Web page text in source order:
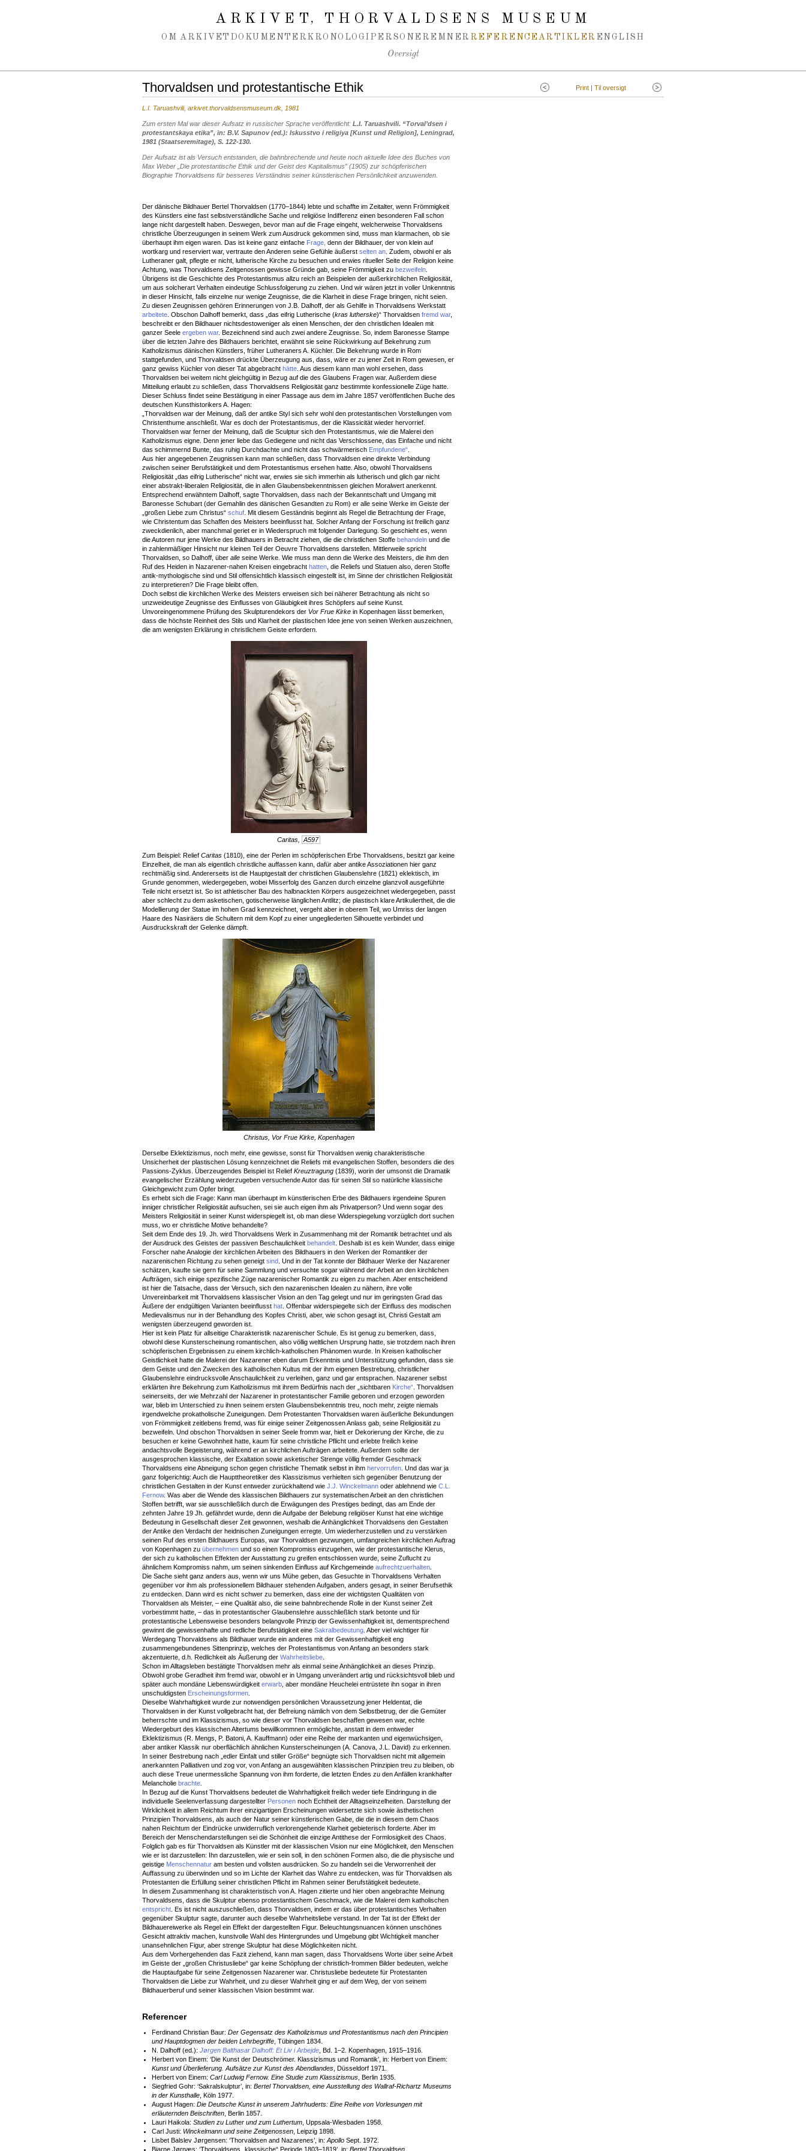
ARKIVET, THORVALDSENS MUSEUM
OM ARKIVET DOKUMENTER KRONOLOGI PERSONER EMNER REFERENCEARTIKLER ENGLISH
Oversigt
Print | Til oversigt
Thorvaldsen und protestantische Ethik
L.I. Taruashvili, arkivet.thorvaldsensmuseum.dk, 1981
Zum ersten Mal war dieser Aufsatz in russischer Sprache veröffentlicht: L.I. Taruashvili. “Torvalʼdsen i
protestantskaya etika”, in: B.V. Sapunov (ed.): Iskusstvo i religiya [Kunst und Religion], Leningrad,
1981 (Staatseremitage), S. 122-130.
Der Aufsatz ist als Versuch entstanden, die bahnbrechende und heute noch aktuelle Idee des Buches von
Max Weber „Die protestantische Ethik und der Geist des Kapitalismus” (1905) zur schöpferischen
Biographie Thorvaldsens für besseres Verständnis seiner künstlerischen Persönlichkeit anzuwenden.
Der dänische Bildhauer Bertel Thorvaldsen (1770–1844) lebte und schaffte im Zeitalter, wenn Frömmigkeit
des Künstlers eine fast selbstverständliche Sache und religiöse Indifferenz einen besonderen Fall schon
lange nicht dargestellt haben. Deswegen, bevor man auf die Frage eingeht, welcherweise Thorvaldsens
christliche Überzeugungen in seinem Werk zum Ausdruck gekommen sind, muss man klarmachen, ob sie
überhaupt ihm eigen waren. Das ist keine ganz einfache Frage, denn der Bildhauer, der von klein auf
wortkarg und reserviert war, vertraute den Anderen seine Gefühle äußerst selten an . Zudem, obwohl er als
Lutheraner galt, pflegte er nicht, lutherische Kirche zu besuchen und erwies ritueller Seite der Religion keine
Achtung, was Thorvaldsens Zeitgenossen gewisse Gründe gab, seine Frömmigkeit zu bezweifeln
Übrigens ist die Geschichte des Protestantismus allzu reich an Beispielen der außerkirchlichen Religiosität,
um aus solcherart Verhalten eindeutige Schlussfolgerung zu ziehen. Und wir wären jetzt in voller Unkenntnis
in dieser Hinsicht, falls einzelne nur wenige Zeugnisse, die die Klarheit in diese Frage bringen, nicht seien.
Zu diesen Zeugnissen gehören Erinnerungen von J.B. Dalhoff, der als Gehilfe in Thorvaldsens Werkstatt
arbeitete . Obschon Dalhoff bemerkt, dass „das eifrig Lutherische (kras lutherske)“ Thorvaldsen fremd war,
beschreibt er den Bildhauer nichtsdestoweniger als einen Menschen, der den christlichen Idealen mit
ganzer Seele ergeben war. Bezeichnend sind auch zwei andere Zeugnisse. So, indem Baronesse Stampe
über die letzten Jahre des Bildhauers berichtet, erwähnt sie seine Rückwirkung auf Bekehrung zum
Katholizismus dänischen Künstlers, früher Lutheraners A. Küchler. Die Bekehrung wurde in Rom
stattgefunden, und Thorvaldsen drückte Überzeugung aus, dass, wäre er zu jener Zeit in Rom gewesen, er
ganz gewiss Küchler von dieser Tat abgebracht hätte . Aus diesem kann man wohl ersehen, dass
Thorvaldsen bei weitem nicht gleichgültig in Bezug auf die des Glaubens Fragen war. Außerdem diese
Mitteilung erlaubt zu schließen, dass Thorvaldsens Religiosität ganz bestimmte konfessionelle Züge hatte.
Dieser Schluss findet seine Bestätigung in einer Passage aus dem im Jahre 1857 veröffentlichen Buche des
deutschen Kunsthistorikers A. Hagen:
„Thorvaldsen war der Meinung, daß der antike Styl sich sehr wohl den protestantischen Vorstellungen vom
Christenthume anschließt. War es doch der Protestantismus, der die Klassicität wieder hervorrief.
Thorvaldsen war ferner der Meinung, daß die Sculptur sich den Protestantismus, wie die Malerei den
Katholizismus eigne. Denn jener liebe das Gediegene und nicht das Verschlossene, das Einfache und nicht
das schimmernd Bunte, das ruhig Durchdachte und nicht das schwärmerisch Empfundene“
Aus hier angegebenen Zeugnissen kann man schließen, dass Thorvaldsen eine direkte Verbindung
zwischen seiner Berufstätigkeit und dem Protestantismus ersehen hatte. Also, obwohl Thorvaldsens
Religiosität „das eifrig Lutherische“ nicht war, erwies sie sich immerhin als lutherisch und glich gar nicht
einer abstrakt-liberalen Religiosität, die in allen Glaubensbekenntnissen gleichen Moralwert anerkennt.
Entsprechend erwähntem Dalhoff, sagte Thorvaldsen, dass nach der Bekanntschaft und Umgang mit
Baronesse Schubart (der Gemahlin des dänischen Gesandten zu Rom) er alle seine Werke im Geiste der
„großen Liebe zum Christus“ schuf . Mit diesem Geständnis beginnt als Regel die Betrachtung der Frage,
wie Christentum das Schaffen des Meisters beeinflusst hat. Solcher Anfang der Forschung ist freilich ganz
zweckdienlich, aber manchmal geriet er in Wiederspruch mit folgender Darlegung. So geschieht es, wenn
die Autoren nur jene Werke des Bildhauers in Betracht ziehen, die die christlichen Stoffe behandeln und die
in zahlenmäßiger Hinsicht nur kleinen Teil der Oeuvre Thorvaldsens darstellen. Mittlerweile spricht
Thorvaldsen, so Dalhoff, über alle seine Werke. Wie muss man denn die Werke des Meisters, die ihm den
Ruf des Heiden in Nazarener-nahen Kreisen eingebracht hatten , die Reliefs und Statuen also, deren Stoffe
antik-mythologische sind und Stil offensichtlich klassisch eingestellt ist, im Sinne der christlichen Religiosität
zu interpretieren? Die Frage bleibt offen.
Doch selbst die kirchlichen Werke des Meisters erweisen sich bei näherer Betrachtung als nicht so
unzweideutige Zeugnisse des Einflusses von Gläubigkeit ihres Schöpfers auf seine Kunst.
Unvoreingenommene Prüfung des Skulpturendekors der Vor Frue Kirke in Kopenhagen lässt bemerken,
dass die höchste Reinheit des Stils und Klarheit der plastischen Idee jene von seinen Werken auszeichnen,
die am wenigsten Erklärung in christlichem Geiste erfordern.
Caritas, A597
Zum Beispiel: Relief Caritas (1810), eine der Perlen im schöpferischen Erbe Thorvaldsens, besitzt gar keine
Einzelheit, die man als eigentlich christliche auffassen kann, dafür aber antike Assoziationen hier ganz
rechtmäßig sind. Andererseits ist die Hauptgestalt der christlichen Glaubenslehre (1821) eklektisch, im
Grunde genommen, wiedergegeben, wobei Misserfolg des Ganzen durch einzelne glanzvoll ausgeführte
Teile nicht ersetzt ist. So ist athletischer Bau des halbnackten Körpers ausgezeichnet wiedergegeben, passt
aber schlecht zu dem asketischen, gotischerweise länglichen Antlitz; die plastisch klare Artikuliertheit, die die
Modellierung der Statue im hohen Grad kennzeichnet, vergeht aber in oberem Teil, wo Umriss der langen
Haare des Nasiräers die Schultern mit dem Kopf zu einer ungegliederten Silhouette verbindet und
Ausdruckskraft der Gelenke dämpft.
Christus, Vor Frue Kirke, Kopenhagen
Derselbe Eklektizismus, noch mehr, eine gewisse, sonst für Thorvaldsen wenig charakteristische
Unsicherheit der plastischen Lösung kennzeichnet die Reliefs mit evangelischen Stoffen, besonders die des
Passions-Zyklus. Überzeugendes Beispiel ist Relief Kreuztragung (1839), worin der umsonst die Dramatik
evangelischer Erzählung wiederzugeben versuchende Autor das für seinen Stil so natürliche klassische
Gleichgewicht zum Opfer bringt.
Es erhebt sich die Frage: Kann man überhaupt im künstlerischen Erbe des Bildhauers irgendeine Spuren
inniger christlicher Religiosität aufsuchen, sei sie auch eigen ihm als Privatperson? Und wenn sogar des
Meisters Religiosität in seiner Kunst widerspiegelt ist, ob man diese Widerspiegelung vorzüglich dort suchen
muss, wo er christliche Motive behandelte?
Seit dem Ende des 19. Jh. wird Thorvaldsens Werk in Zusammenhang mit der Romantik betrachtet und als
der Ausdruck des Geistes der passiven Beschaulichkeit behandelt . Deshalb ist es kein Wunder, dass einige
Forscher nahe Analogie der kirchlichen Arbeiten des Bildhauers in den Werken der Romantiker der
nazarenischen Richtung zu sehen geneigt sind . Und in der Tat konnte der Bildhauer Werke der Nazarener
schätzen, kaufte sie gern für seine Sammlung und versuchte sogar während der Arbeit an den kirchlichen
Aufträgen, sich einige spezifische Züge nazarenischer Romantik zu eigen zu machen. Aber entscheidend
ist hier die Tatsache, dass der Versuch, sich den nazarenischen Idealen zu nähern, ihre volle
Unvereinbarkeit mit Thorvaldsens klassischer Vision an den Tag gelegt und nur im geringsten Grad das
Äußere der endgültigen Varianten beeinflusst hat . Offenbar widerspiegelte sich der Einfluss des modischen
Medievalismus nur in der Behandlung des Kopfes Christi, aber, wie schon gesagt ist, Christi Gestalt am
wenigsten überzeugend geworden ist.
Hier ist kein Platz für allseitige Charakteristik nazarenischer Schule. Es ist genug zu bemerken, dass,
obwohl diese Kunsterscheinung romantischen, also völlig weltlichen Ursprung hatte, sie trotzdem nach ihren
schöpferischen Ergebnissen zu einem kirchlich-katholischen Phänomen wurde. In Kreisen katholischer
Geistlichkeit hatte die Malerei der Nazarener eben darum Erkenntnis und Unterstützung gefunden, dass sie
dem Geiste und den Zwecken des katholischen Kultus mit der ihm eigenen Bestrebung, christlicher
Glaubenslehre eindrucksvolle Anschaulichkeit zu verleihen, ganz und gar entsprachen. Nazarener selbst
erklärten ihre Bekehrung zum Katholizismus mit ihrem Bedürfnis nach der „sichtbaren Kirche“ . Thorvaldsen
seinerseits, der wie Mehrzahl der Nazarener in protestantischer Familie geboren und erzogen geworden
war, blieb im Unterschied zu ihnen seinem ersten Glaubensbekenntnis treu, noch mehr, zeigte niemals
irgendwelche prokatholische Zuneigungen. Dem Protestanten Thorvaldsen waren äußerliche Bekundungen
von Frömmigkeit zeitlebens fremd, was für einige seiner Zeitgenossen Anlass gab, seine Religiosität zu
bezweifeln. Und obschon Thorvaldsen in seiner Seele fromm war, hielt er Dekorierung der Kirche, die zu
besuchen er keine Gewohnheit hatte, kaum für seine christliche Pflicht und erlebte freilich keine
andachtsvolle Begeisterung, während er an kirchlichen Aufträgen arbeitete. Außerdem sollte der
ausgesprochen klassische, der Exaltation sowie asketischer Strenge völlig fremder Geschmack
Thorvaldsens eine Abneigung schon gegen christliche Thematik selbst in ihm hervorrufen . Und das war ja
ganz folgerichtig: Auch die Haupttheoretiker des Klassizismus verhielten sich gegenüber Benutzung der
christlichen Gestalten in der Kunst entweder zurückhaltend wie J.J. Winckelmann oder ablehnend wie C.L.
Fernow. Was aber die Wende des klassischen Bildhauers zur systematischen Arbeit an den christlichen
Stoffen betrifft, war sie ausschließlich durch die Erwägungen des Prestiges bedingt, das am Ende der
zehnten Jahre 19 Jh. gefährdet wurde, denn die Aufgabe der Belebung religiöser Kunst hat eine wichtige
Bedeutung in Gesellschaft dieser Zeit gewonnen, weshalb die Anhänglichkeit Thorvaldsens den Gestalten
der Antike den Verdacht der heidnischen Zuneigungen erregte. Um wiederherzustellen und zu verstärken
seinen Ruf des ersten Bildhauers Europas, war Thorvaldsen gezwungen, umfangreichen kirchlichen Auftrag
von Kopenhagen zu übernehmen und so einen Kompromiss einzugehen, wie der protestantische Klerus,
der sich zu katholischen Effekten der Ausstattung zu greifen entschlossen wurde, seine Zuflucht zu
ähnlichem Kompromiss nahm, um seinen sinkenden Einfluss auf Kirchgemeinde aufrechtzuerhalten
Die Sache sieht ganz anders aus, wenn wir uns Mühe geben, das Gesuchte in Thorvaldsens Verhalten
gegenüber vor ihm als professionellem Bildhauer stehenden Aufgaben, anders gesagt, in seiner Berufsethik
zu entdecken. Dann wird es nicht schwer zu bemerken, dass eine der wichtigsten Qualitäten von
Thorvaldsen als Meister, – eine Qualität also, die seine bahnbrechende Rolle in der Kunst seiner Zeit
vorbestimmt hatte, – das in protestantischer Glaubenslehre ausschließlich stark betonte und für
protestantische Lebensweise besonders belangvolle Prinzip der Gewissenhaftigkeit ist, dementsprechend
gewinnt die gewissenhafte und redliche Berufstätigkeit eine Sakralbedeutung . Aber viel wichtiger für
Werdegang Thorvaldsens als Bildhauer wurde ein anderes mit der Gewissenhaftigkeit eng
zusammengebundenes Sittenprinzip, welches der Protestantismus von Anfang an besonders stark
akzentuierte, d.h. Redlichkeit als Äußerung der Wahrheitsliebe
Schon im Alltagsleben bestätigte Thorvaldsen mehr als einmal seine Anhänglichkeit an dieses Prinzip.
Obwohl grobe Geradheit ihm fremd war, obwohl er in Umgang unverändert artig und rücksichtsvoll blieb und
später auch mondäne Liebenswürdigkeit erwarb , aber mondäne Heuchelei entrüstete ihn sogar in ihren
unschuldigsten Erscheinungsformen
Dieselbe Wahrhaftigkeit wurde zur notwendigen persönlichen Voraussetzung jener Heldentat, die
Thorvaldsen in der Kunst vollgebracht hat, der Befreiung nämlich von dem Selbstbetrug, der die Gemüter
beherrschte und im Klassizismus, so wie dieser vor Thorvaldsen beschaffen gewesen war, echte
Wiedergeburt des klassischen Altertums bewillkommnen ermöglichte, anstatt in dem entweder
Eklektizismus (R. Mengs, P. Batoni, A. Kauffmann) oder eine Reihe der markanten und eigenwüchsigen,
aber antiker Klassik nur oberflächlich ähnlichen Kunsterscheinungen (A. Canova, J.L. David) zu erkennen.
In seiner Bestrebung nach „edler Einfalt und stiller Größe“ begnügte sich Thorvaldsen nicht mit allgemein
anerkannten Palliativen und zog vor, von Anfang an ausgewählten klassischen Prinzipien treu zu bleiben, ob
auch diese Treue unermessliche Spannung von ihm forderte, die letzten Endes zu den Anfällen krankhafter
Melancholie brachte
In Bezug auf die Kunst Thorvaldsens bedeutet die Wahrhaftigkeit freilich weder tiefe Eindringung in die
individuelle Seelenverfassung dargestellter Personen noch Echtheit der Alltagseinzelheiten. Darstellung der
Wirklichkeit in allem Reichtum ihrer einzigartigen Erscheinungen widersetzte sich sowie ästhetischen
Prinzipien Thorvaldsens, als auch der Natur seiner künstlerischen Gabe, die die in diesem dem Chaos
nahen Reichtum der Eindrücke unwiderruflich verlorengehende Klarheit gebieterisch forderte. Aber im
Bereich der Menschendarstellungen sei die Schönheit die einzige Antithese der Formlosigkeit des Chaos.
Folglich gab es für Thorvaldsen als Künstler mit der klassischen Vision nur eine Möglichkeit, den Menschen
wie er ist darzustellen: Ihn darzustellen, wie er sein soll, in den schönen Formen also, die die physische und
geistige Menschennatur am besten und vollsten ausdrücken. So zu handeln sei die Verworrenheit der
Auffassung zu überwinden und so im Lichte der Klarheit das Wahre zu entdecken, was für Thorvaldsen als
Protestanten die Erfüllung seiner christlichen Pflicht im Rahmen seiner Berufstätigkeit bedeutete.
In diesem Zusammenhang ist charakteristisch von A. Hagen zitierte und hier oben angebrachte Meinung
Thorvaldsens, dass die Skulptur ebenso protestantischem Geschmack, wie die Malerei dem katholischen
entspricht . Es ist nicht auszuschließen, dass Thorvaldsen, indem er das über protestantisches Verhalten
gegenüber Skulptur sagte, darunter auch dieselbe Wahrheitsliebe verstand. In der Tat ist der Effekt der
Bildhauereiwerke als Regel ein Effekt der dargestellten Figur. Beleuchtungsnuancen können unschönes
Gesicht attraktiv machen, kunstvolle Wahl des Hintergrundes und Umgebung gibt Wichtigkeit mancher
unansehnlichen Figur, aber strenge Skulptur hat diese Möglichkeiten nicht.
Aus dem Vorhergehenden das Fazit ziehend, kann man sagen, dass Thorvaldsens Worte über seine Arbeit
im Geiste der „großen Christusliebe“ gar keine Schöpfung der christlich-frommen Bilder bedeuten, welche
die Hauptaufgabe für seine Zeitgenossen Nazarener war. Christusliebe bedeutete für Protestanten
Thorvaldsen die Liebe zur Wahrheit, und zu dieser Wahrheit ging er auf dem Weg, der von seinem
Bildhauerberuf und seiner klassischen Vision bestimmt war.
Referencer
Ferdinand Christian Baur: Der Gegensatz des Katholizismus und Protestantismus nach den Principien
und Hauptdogmen der beiden Lehrbegriffe , Tübingen 1834.
N. Dalhoff (ed.): Jørgen Balthasar Dalhoff: Et Liv i Arbejde , Bd. 1–2. Kopenhagen, 1915–1916.
Herbert von Einem: ‘Die Kunst der Deutschrömer. Klassizismus und Romantik’, in: Herbert von Einem:
Kunst und Überlieferung. Aufsätze zur Kunst des Abendlandes , Düsseldorf 1971.
Herbert von Einem: Carl Ludwig Fernow. Eine Studie zum Klassizismus , Berlin 1935.
Siegfried Gohr: ‘Sakralskulptur’, in: Bertel Thorvaldsen, eine Ausstellung des Wallraf-Richartz Museums
in der Kunsthalle , Köln 1977.
August Hagen: Die Deutsche Kunst in unserem Jahrhuderts: Eine Reihe von Vorlesungen mit
erläuternden Beischriften , Berlin 1857.
Lauri Haikola: Studien zu Luther und zum Luthertum , Uppsala-Wiesbaden 1958.
Carl Justi: Winckelmann und seine Zeitgenossen , Leipzig 1898.
Lisbet Balslev Jørgensen: ‘Thorvaldsen and Nazarenes’, in: Apollo Sept. 1972.
Bjarne Jørnæs: ‘Thorvaldsens „klassische“ Periode 1803–1819’, in: Bertel Thorvaldsen.